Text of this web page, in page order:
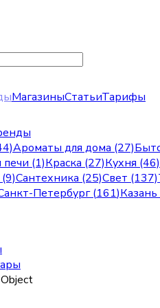
МагазиныСтатьиТарифы
Ароматы для дома (27)
(1)Краска (27)Кухня (46)
Сантехника (25)Свет (137)
Петербург(161)Казань